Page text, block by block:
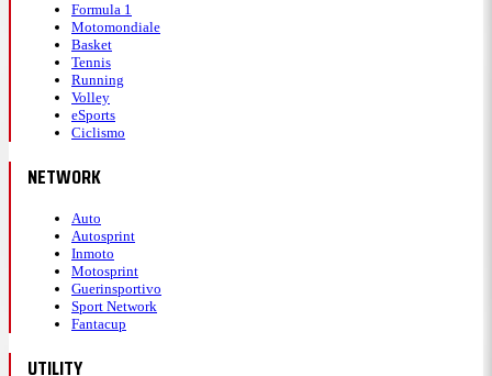
Formula 1
Motomondiale
Basket
Tennis
Running
Volley
eSports
Ciclismo
NETWORK
Auto
Autosprint
Inmoto
Motosprint
Guerinsportivo
Sport Network
Fantacup
UTILITY